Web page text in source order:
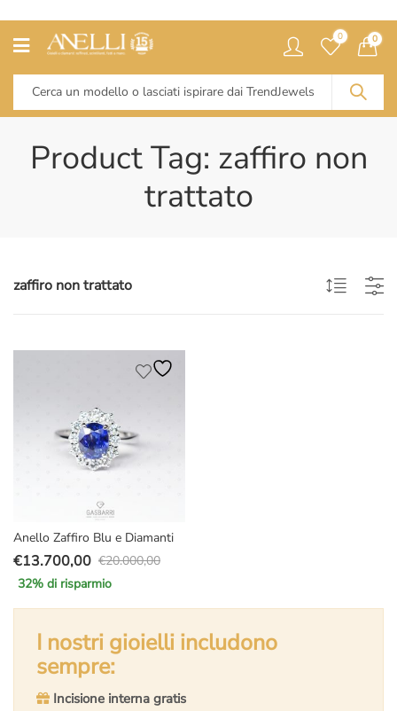
0 0
Product Tag: zaffiro non
trattato
zaffiro non trattato
Anello Zaffiro Blu e Diamanti
€20.000,00
Il
prezzo
originale
€20.000,00.
€13.700,00
Il
prezzo
attuale
€13.700,00.
32% di risparmio
I nostri gioielli includono
sempre:
Incisione interna gratis